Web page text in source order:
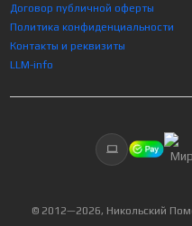
Договор публичной оферты
Политика конфиденциальности
Контакты и реквизиты
LLM-info
© 2012—2026, Никольский